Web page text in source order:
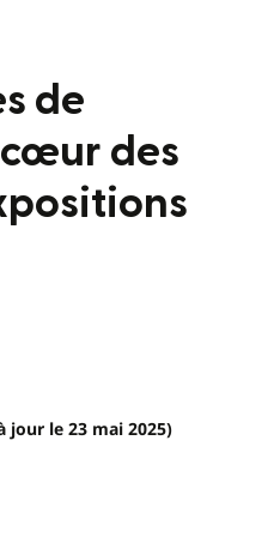
de
des
jour le 23 mai 2025)